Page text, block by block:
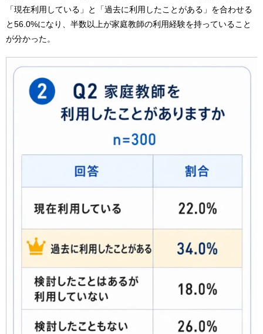
「現在利用している」と「過去に利用したことがある」を合わせる
と56.0%になり、半数以上が家庭教師の利用経験を持っていること
が分かった。